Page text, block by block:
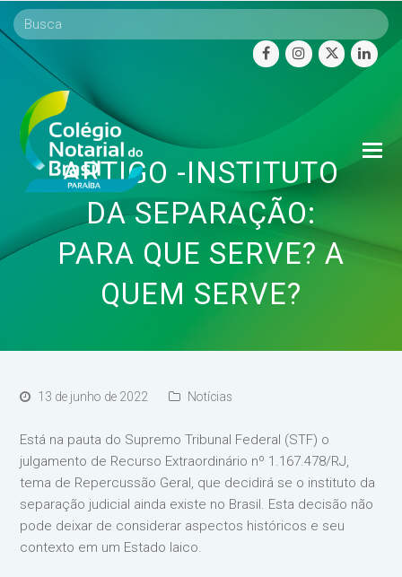
facebookinstagram
twitter
ARTIGO -INSTITUTO
DA SEPARAÇÃO:
PARA QUE SERVE? A
QUEM SERVE?
13 de junho de 2022 Notícias
Está na pauta do Supremo Tribunal Federal (STF) o
julgamento de Recurso Extraordinário nº 1.167.478/RJ,
tema de Repercussão Geral, que decidirá se o instituto da
separação judicial ainda existe no Brasil. Esta decisão não
pode deixar de considerar aspectos históricos e seu
contexto em um Estado laico.